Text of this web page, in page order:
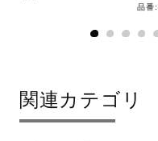
品番:
関連カテゴリ